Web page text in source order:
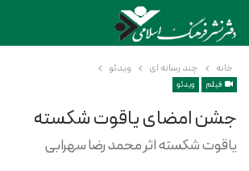
خانه چند رسانه ای ویدئو
فیلم ویدئو
جشن امضای یاقوت شکسته
یاقوت شکسته اثر محمد رضا سهرابی